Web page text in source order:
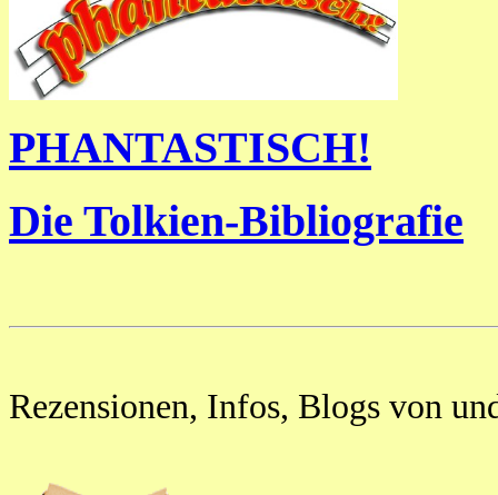
PHANTASTISCH!
Die Tolkien-Bibliografie
Rezensionen, Infos, Blogs von